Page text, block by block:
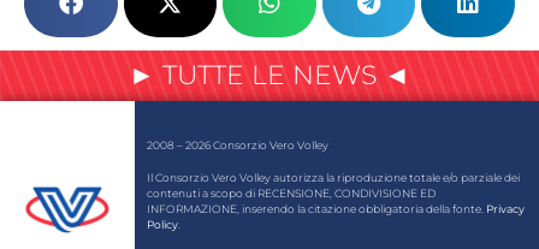
► TUTTE LE NEWS ◄
2008 – 2026 Consorzio Vero Volley
Il Consorzio Vero Volley autorizza la riproduzione totale e/o parziale dei
contenuti a scopo di RECENSIONE, CONDIVISIONE ED
INFORMAZIONE, inserendo la citazione obbligatoria della fonte. Privacy
Policy